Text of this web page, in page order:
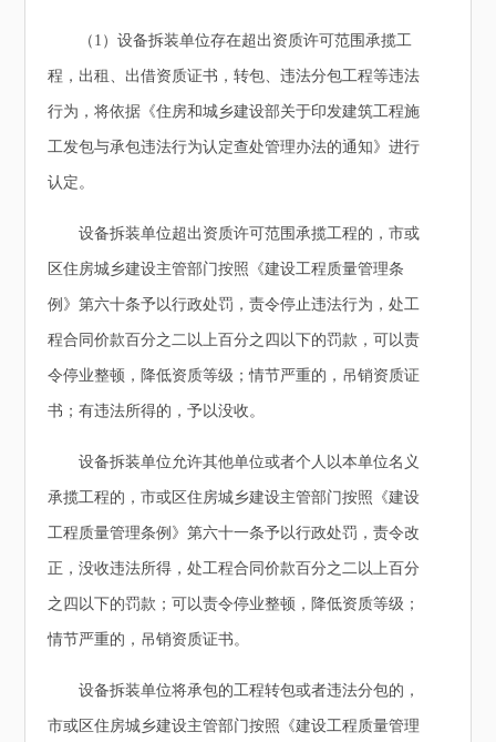
（1）设备拆装单位存在超出资质许可范围承揽工
程，出租、出借资质证书，转包、违法分包工程等违法
行为，将依据《住房和城乡建设部关于印发建筑工程施
工发包与承包违法行为认定查处管理办法的通知》进行
认定。
设备拆装单位超出资质许可范围承揽工程的，市或
区住房城乡建设主管部门按照《建设工程质量管理条
例》第六十条予以行政处罚，责令停止违法行为，处工
程合同价款百分之二以上百分之四以下的罚款，可以责
令停业整顿，降低资质等级；情节严重的，吊销资质证
书；有违法所得的，予以没收。
设备拆装单位允许其他单位或者个人以本单位名义
承揽工程的，市或区住房城乡建设主管部门按照《建设
工程质量管理条例》第六十一条予以行政处罚，责令改
正，没收违法所得，处工程合同价款百分之二以上百分
之四以下的罚款；可以责令停业整顿，降低资质等级；
情节严重的，吊销资质证书。
设备拆装单位将承包的工程转包或者违法分包的，
市或区住房城乡建设主管部门按照《建设工程质量管理